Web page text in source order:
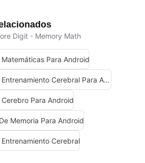
Digit - Memory Math
Para Android
Juegos De Entrenamiento Cerebral Para Android
Para Android
Memoria Para Android
Cerebral